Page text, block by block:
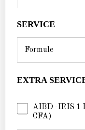
SERVICE
EXTRA
AIBD -IRIS 1
CFA)